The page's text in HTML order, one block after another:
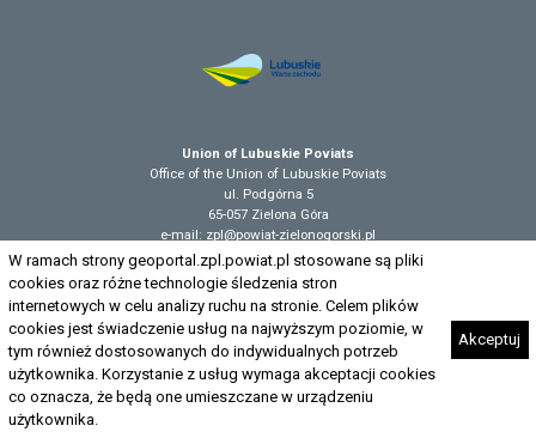
Union of Lubuskie Poviats
Office of the Union of Lubuskie Poviats
ul. Podgórna 5
65-057 Zielona Góra
e-mail: zpl@powiat-zielonogorski.pl
Accessibility declaration
W ramach strony geoportal.zpl.powiat.pl stosowane są pliki
cookies oraz różne technologie śledzenia stron
internetowych w celu analizy ruchu na stronie. Celem plików
cookies jest świadczenie usług na najwyższym poziomie, w
tym również dostosowanych do indywidualnych potrzeb
użytkownika. Korzystanie z usług wymaga akceptacji cookies
co oznacza, że będą one umieszczane w urządzeniu
użytkownika.
Akceptuj